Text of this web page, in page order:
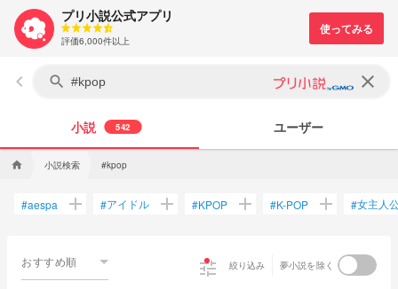
プリ小説公式アプリ
評価6,000件以上
keyboard_arrow_left search clear
小説 542 ユーザー
home 小説検索 #kpop
#aespa add #アイドル add #KPOP add #K-POP add #女主人
おすすめ順 tune 絞り込み 夢小説を除く